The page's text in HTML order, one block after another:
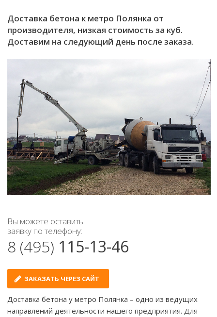
Доставка бетона к метро Полянка от
производителя, низкая стоимость за куб.
Доставим на следующий день после заказа.
Вы можете оставить
заявку по телефону:
8 (495) 115-13-46
ЗАКАЗАТЬ ЧЕРЕЗ САЙТ
Доставка бетона у метро Полянка – одно из ведущих
направлений деятельности нашего предприятия. Для